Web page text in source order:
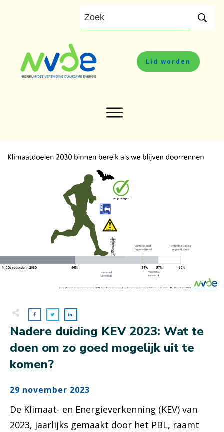
Lid worden
Nadere duiding KEV 2023: Wat te
doen om zo goed mogelijk uit te
komen?
29 november 2023
De Klimaat- en Energieverkenning (KEV) van
2023, jaarlijks gemaakt door het PBL, raamt